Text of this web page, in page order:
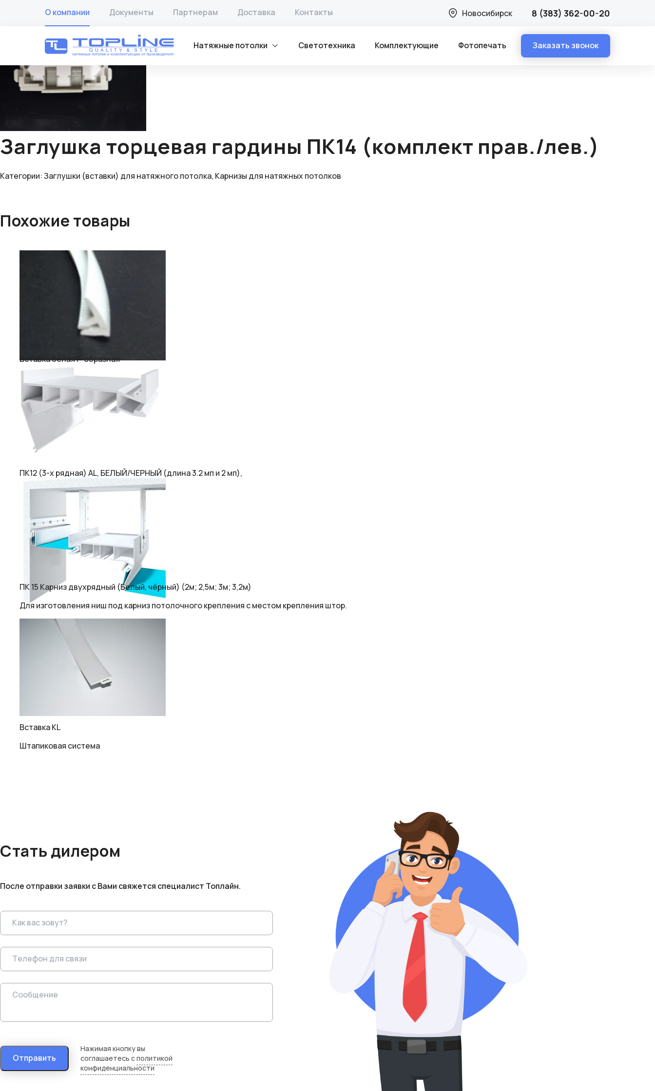
О компании Документы Партнерам Доставка Контакты Новосибирск 8 (383) 362-00-20
Натяжные потолки Светотехника Комплектующие Фотопечать Заказать звонок
Заглушка торцевая гардины ПК14 (комплект прав./лев.)
Категории:Заглушки (вставки) для натяжного потолка, Карнизы для натяжных потолков
Похожие товары
Вставка белая F-образная
ПК12 (3-х рядная) AL, БЕЛЫЙ/ЧЕРНЫЙ (длина 3.2 мп и 2 мп),
ПК 15 Карниз двухрядный (Белый, чёрный) (2м; 2,5м; 3м; 3,2м)
Для изготовления ниш под карниз потолочного крепления с местом крепления штор.
Вставка KL
Штапиковая система
Стать дилером
После отправки заявки с Вами свяжется специалист Топлайн.
Отправить
Нажимая кнопку вы
соглашаетесь сполитикой
конфиденциальности